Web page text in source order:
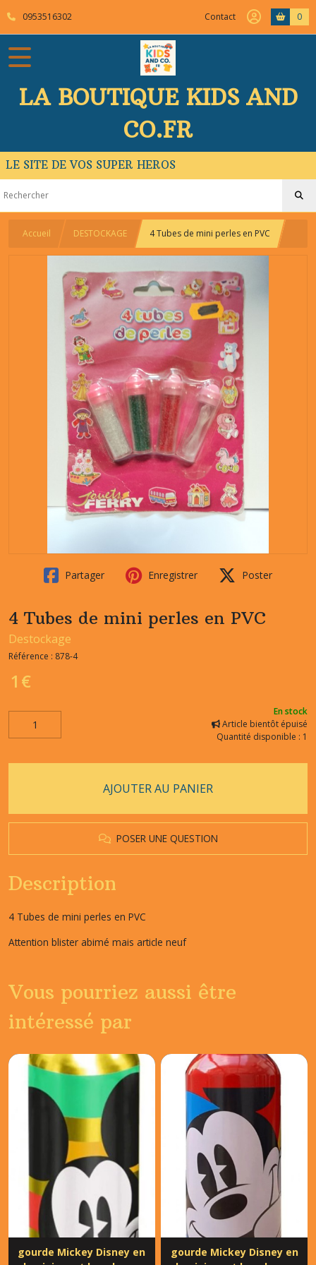
0953516302 Contact 0
LA BOUTIQUE KIDS AND
CO.FR
LE SITE DE VOS SUPER HEROS
Accueil DESTOCKAGE 4 Tubes de mini perles en PVC
Partager Enregistrer Poster
4 Tubes de mini perles en PVC
Destockage
Référence : 878-4
1 €
En stock
Article bientôt épuisé
Quantité disponible : 1
AJOUTER AU PANIER
POSER UNE QUESTION
Description
4 Tubes de mini perles en PVC
Attention blister abimé mais article neuf
Vous pourriez aussi être
intéressé par
gourde Mickey Disney en
gourde Mickey Disney en